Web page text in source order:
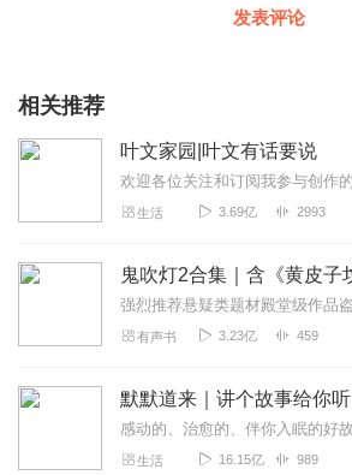
介绍到这里，链景旅行小秘书感谢您的倾听。
发表评论
相关推荐
叶文家园|叶文有话要说
生活 3.69亿 2993
有声书 3.23亿 459
默默道来｜讲个故事给你听
生活 16.15亿 989